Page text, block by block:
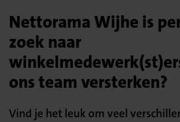
Nettorama Wijhe is
zoek naar
ons team versterken?
Vind je het leuk om veel